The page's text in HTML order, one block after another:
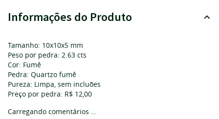
Informações do Produto
Tamanho: 10x10x5 mm
Peso por pedra: 2.63 cts
Cor: Fumê
Pedra: Quartzo fumê
Pureza: Limpa, sem incluões
Preço por pedra: R$ 12,00
Carregando comentários ...